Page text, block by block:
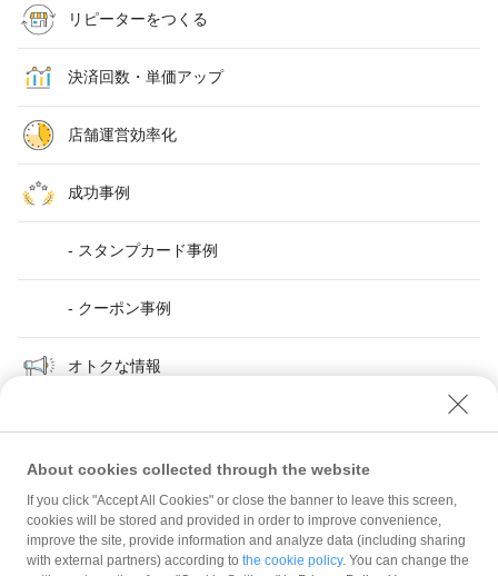
リピーターをつくる
決済回数・単価アップ
店舗運営効率化
成功事例
- スタンプカード事例
- クーポン事例
オトクな情報
店舗運営効率化 管理ツールアカウント登録方法
規約
About cookies collected through the website
If you click "Accept All Cookies" or close the banner to leave this screen,
cookies will be stored and provided in order to improve convenience,
improve the site, provide information and analyze data (including sharing
with external partners) according to the cookie policy. You can change the